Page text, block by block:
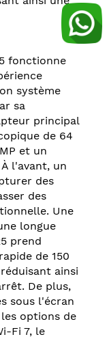
fonctionne
système
sa
principal
de 64
et un
l'avant, un
des
des
Une
longue
prend
de 150
ainsi
De plus,
sous l'écran
options de
Fi 7, le